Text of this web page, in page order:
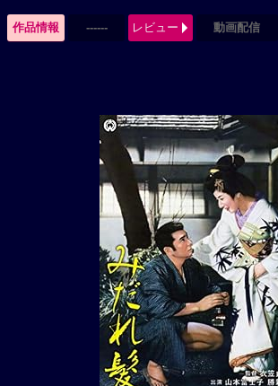
作品情報 ------ レビュー 動画配信